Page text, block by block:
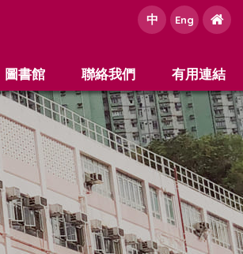
中 Eng
圖書館 聯絡我們 有用連結